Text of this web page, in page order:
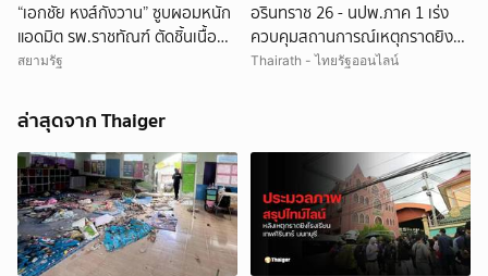
“เอกชัย หงส์กังวาน” ซูบผอมหนัก
แอดมิต รพ.ราชทัณฑ์ ตัดชิ้นเนื้อ
หัว-กระเพาะ รอฟังผลตรวจ
สยามรัฐ
อรินทราช 26 - นปพ.ภาค 1 เร่ง
ควบคุมสถานการณ์เหตุกราดยิง
โรงเรียนเทพศิรินทร์ นนทบุรี
Thairath - ไทยรัฐออนไลน์
ล่าสุดจาก Thaiger